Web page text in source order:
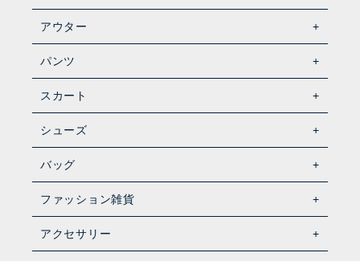
アウター
パンツ
スカート
シューズ
バッグ
ファッション雑貨
アクセサリー